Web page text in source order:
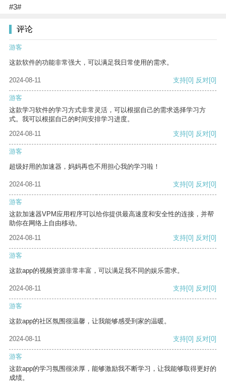
#3#
评论
游客
这款软件的功能非常强大，可以满足我日常使用的需求。
2024-08-11 支持[0] 反对[0]
游客
这款学习软件的学习方式非常灵活，可以根据自己的需求选择学习方
式。我可以根据自己的时间安排学习进度。
2024-08-11
支持[0] 反对[0]
游客
超级好用的加速器，妈妈再也不用担心我的学习啦！
2024-08-11 支持[0] 反对[0]
游客
这款加速器VPM应用程序可以给你提供最高速度和安全性的连接，并帮
助你在网络上自由移动。
2024-08-11
支持[0] 反对[0]
游客
这款app的视频资源非常丰富，可以满足我不同的娱乐需求。
2024-08-11 支持[0] 反对[0]
游客
这款app的社区氛围很温馨，让我能够感受到家的温暖。
2024-08-11 支持[0] 反对[0]
游客
这款app的学习氛围很浓厚，能够激励我不断学习，让我能够取得更好的
成绩。